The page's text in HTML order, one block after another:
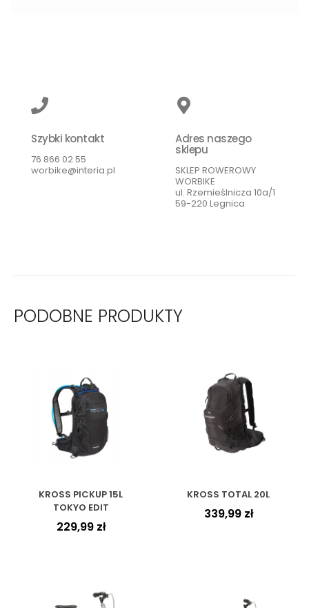
Szybki kontakt
76 866 02 55
worbike@interia.pl
Adres naszego
sklepu
SKLEP ROWEROWY
WORBIKE
ul. Rzemieślnicza 10a/1
59-220 Legnica
PODOBNE PRODUKTY
KROSS PICKUP 15L
TOKYO EDIT
229,99 zł
KROSS TOTAL 20L
339,99 zł